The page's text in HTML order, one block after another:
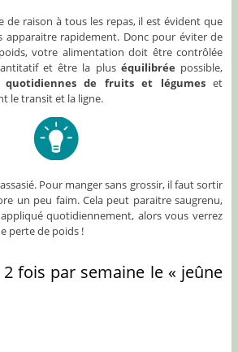
de raison à tous les repas, il est évident que
apparaitre rapidement. Donc pour éviter de
votre alimentation doit être contrôlée
et être la pluséquilibrée possible,
quotidiennes de fruits et légumeset
le transit et la ligne.
Pour manger sans grossir, il faut sortir
un peu faim. Cela peut paraitre saugrenu,
appliqué quotidiennement, alors vous verrez
perte de poids !
fois par semaine le « jeûne